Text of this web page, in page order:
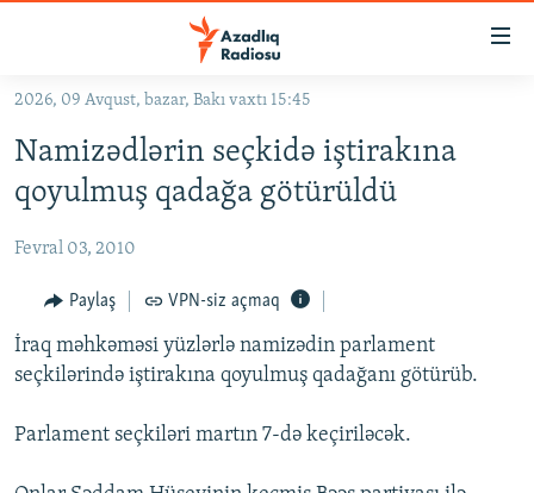
Əsas
qayıt
Əsas
naviqasiyaya
qayıt
KORRUPSIOMETR
#ƏSLINDƏ
FƏRQƏ BAX
QANUNI DOĞRU
ARAŞDIRMA
MULTIMEDIA
2026, 09 Avqust, bazar, Bakı vaxtı 15:45
Namizədlərin seçkidə iştirakına
qoyulmuş qadağa götürüldü
Fevral 03, 2010
Paylaş VPN-siz açmaq
İraq məhkəməsi yüzlərlə namizədin parlament
seçkilərində iştirakına qoyulmuş qadağanı götürüb.
Parlament seçkiləri martın 7-də keçiriləcək.